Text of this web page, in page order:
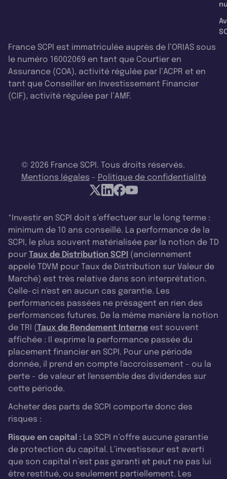
France SCPI est immatriculée auprès de l’ORIAS sous
le numéro 16002069 en tant que Courtier en
Assurance (COA), activité régulée par l’ACPR et en
tant que Conseiller en Investissement Financier
(CIF), activité régulée par l’AMF.
© 2026 France SCPI. Tous droits réservés.
Mentions légales - Politique de confidentialité
*Investir en SCPI doit s’effectuer sur le long terme :
minimum de 10 ans conseillé. La performance de la
SCPI, le plus souvent matérialisée par la notion de TD
pour Taux de Distribution SCPI (anciennement
appelé TDVM pour Taux de Distribution sur Valeur de
Marché) est très relative dans son interprétation.
Celle-ci n'est en aucun cas garantie. Les
performances passées ne présagent en rien des
performances futures. De la même manière la notion
de TRI (Taux de Rendement Interne est souvent
affichée : Il exprime la performance passée du
placement financier en SCPI. Pour une période
donnée, il prend en compte l'accroissement - ou la
perte - de valeur et l'ensemble des dividendes sur
cette période.
Acheter des parts de SCPI comporte donc des
risques :
Risque en capital : La SCPI n’offre aucune garantie
de protection du capital. L’investisseur est averti
que son capital n’est pas garanti et peut ne pas lui
être restitué, ou seulement partiellement. Les